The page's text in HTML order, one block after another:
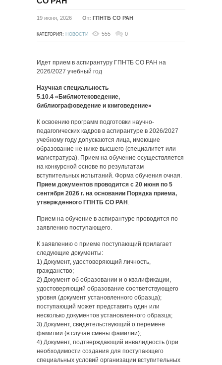
19 июня, 2026 От: ГПНТБ СО РАН
КАТЕГОРИЯ: НОВОСТИ 555 0
Идет прием в аспирантуру ГПНТБ СО РАН на
2026/2027 учебный год
Научная специальность
5.10.4 «Библиотековедение,
библиографоведение и книговедение»
К освоению программ подготовки научно-
педагогических кадров в аспирантуре в 2026/2027
учебному году допускаются лица, имеющие
образование не ниже высшего (специалитет или
магистратура). Прием на обучение осуществляется
на конкурсной основе по результатам
вступительных испытаний. Форма обучения очная.
Прием документов проводится с 20 июня по 5
сентября 2026 г. на основании Порядка приема,
утвержденного ГПНТБ СО РАН .
Прием на обучение в аспирантуре проводится по
заявлению поступающего.
К заявлению о приеме поступающий прилагает
следующие документы:
1) Документ, удостоверяющий личность,
гражданство;
2) Документ об образовании и о квалификации,
удостоверяющий образование соответствующего
уровня (документ установленного образца);
поступающий может представить один или
несколько документов установленного образца;
3) Документ, свидетельствующий о перемене
фамилии (в случае смены фамилии);
4) Документ, подтверждающий инвалидность (при
необходимости создания для поступающего
специальных условий организации вступительных